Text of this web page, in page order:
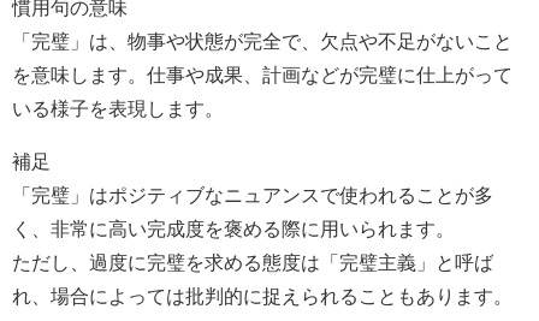
慣用句の意味
「完璧」は、物事や状態が完全で、欠点や不足がないこと
を意味します。仕事や成果、計画などが完璧に仕上がって
いる様子を表現します。
補足
「完璧」はポジティブなニュアンスで使われることが多
く、非常に高い完成度を褒める際に用いられます。
ただし、過度に完璧を求める態度は「完璧主義」と呼ば
れ、場合によっては批判的に捉えられることもあります。